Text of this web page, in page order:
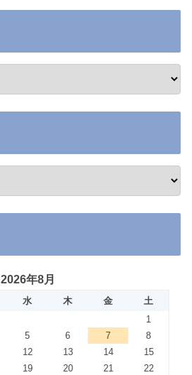
2026年8月
水 木 金
土
1
5 6 7
8
12 13 14
15
19 20 21
22